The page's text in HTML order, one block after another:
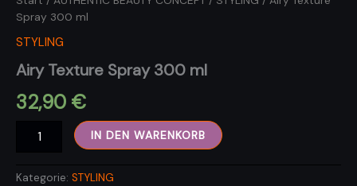
Spray 300 ml
STYLING
Airy Texture Spray 300 ml
32,90 €
Texture
300
IN DEN WARENKORB
Kategorie: STYLING